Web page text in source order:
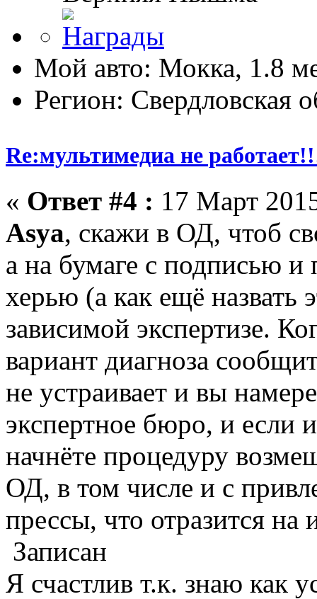
Мой авто: Мокка, 1.8
Регион: Свердловская
Re:мультимедиа не
« Ответ #4 : 17 Март
Asya, скажи в ОД, чтоб
а на бумаге с подписью
херью (а как ещё назвать
зависимой экспертизе.
вариант диагноза
не устраивает и вы
экспертное бюро, и если
начнёте процедуру
ОД, в том числе и с
прессы, что отразится на
Записан
Я счастлив т.к. знаю как